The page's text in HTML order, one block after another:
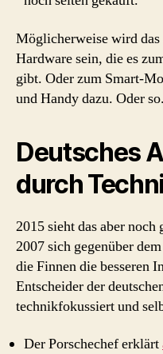
Möglicherweise wird
Hardware sein, die es
gibt. Oder zum Smart-
und Handy dazu. Oder so.
Deutsches
durch
2015 sieht das aber
2007 sich gegenüber
die Finnen die besseren
Entscheider der
technikfokussiert und
Der Porschechef erklärt